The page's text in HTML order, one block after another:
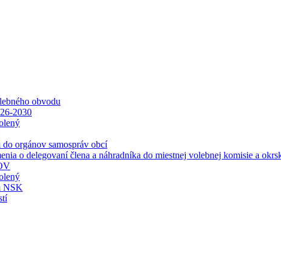
obvodu
2030
orgánov samospráv obcí
o delegovaní člena a náhradníka do miestnej volebnej komisie a
NSK